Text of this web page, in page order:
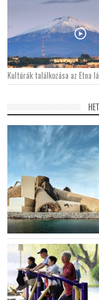
Kultúrák találkozása az Etna